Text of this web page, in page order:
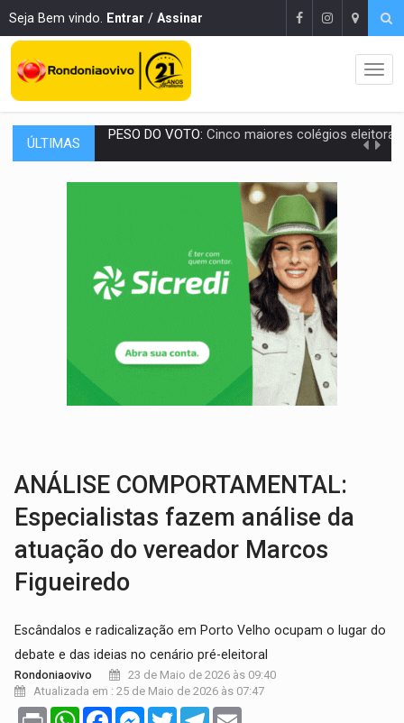
Seja Bem vindo. Entrar / Assinar
ÚLTIMAS COLUNA SEMANAL:Largada foi dada e candidatos ao Governo de RO partem
SOB SUSPEITA:Entrega de 286 máquinas em Rondônia coincide com
Reter até 50% no distrato imobiliário é legal, mas não pode
DO HOSPITAL AO CAMPO:Veja as mais de 200 ações de Marcos
EXPANSÃO:Grupo Nova Era amplia presença em PVH e transforma Aramix
PCC amplia presença internacional e transforma Brasil em
CONEXÃO RONDONIAOVIVO: Museólogo Antônio Ocampo conduz a história de
EXTENSÃO DE DANOS: Ferroviários pedem ao Iphan recuperação de área
ANÁLISE COMPORTAMENTAL:
Especialistas fazem análise da
atuação do vereador Marcos
Figueiredo
Escândalos e radicalização em Porto Velho ocupam o lugar do
debate e das ideias no cenário pré-eleitoral
Rondoniaovivo
23 de Maio de 2026 às 09:40
Atualizada em : 25 de Maio de 2026 às 07:47
Print WhatsAppFacebookMessenger
TwitterTelegram